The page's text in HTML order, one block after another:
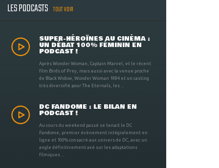
LES PODCASTS TOUT VOIR
SUPER-HÉROÏNES AU CINÉMA :
UN DÉBAT 100% FÉMININ EN
PODCAST !
Après Wonder Woman, Captain Marvel, et le récent
film Birds of Prey, mais aussi avec la venue proche
de Black Widow, Wonder Woman 1984 et un casting
très diversifié pour The Eternals, les ...
DC FANDOME : LE BILAN EN
PODCAST !
Au cours du weekend passé se tenait le DC
Fandome, premier évènement intégralement en
ligne et 100% consacré aux univers de DC, avec un
angle définitivement axé sur les adaptations
filmiques ...